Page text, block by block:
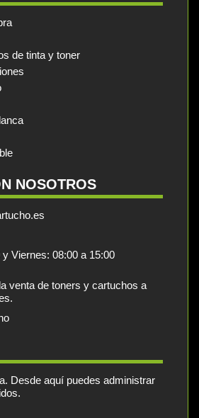
de tinta y toner
NOSOTROS
Viernes: 08:00 a 15:00
venta de toners y cartuchos a
Desde aquí puedes administrar